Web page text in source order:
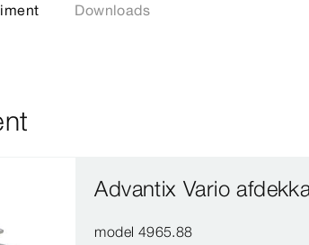
Downloads
Advantix Vario
model 4965.88